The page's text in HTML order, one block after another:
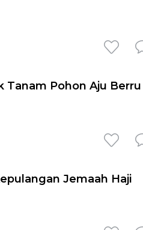
Tanam Pohon Aju
Jemaah Haji